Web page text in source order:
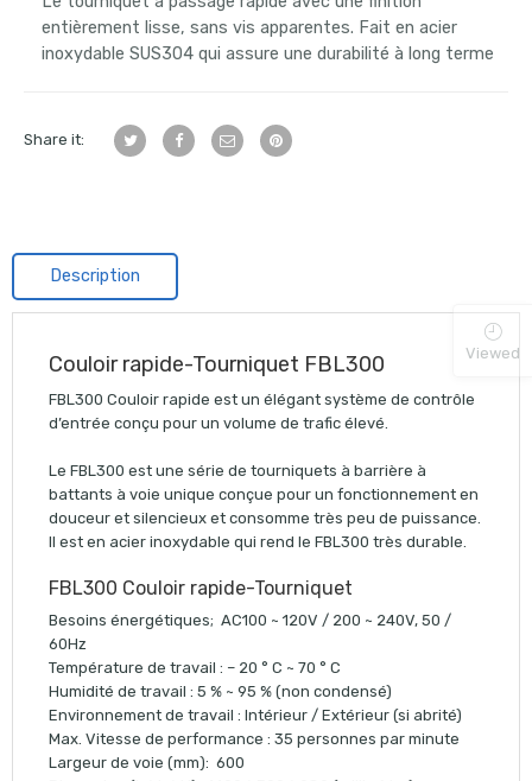
entièrement lisse, sans vis apparentes. Fait en acier
inoxydable SUS304 qui assure une durabilité à long terme
Share it:
Description
Couloir rapide-Tourniquet FBL300
FBL300 Couloir rapide est un élégant système de contrôle
d’entrée conçu pour un volume de trafic élevé.
Le FBL300 est une série de tourniquets à barrière à
battants à voie unique conçue pour un fonctionnement en
douceur et silencieux et consomme très peu de puissance.
Il est en acier inoxydable qui rend le FBL300 très durable.
FBL300 Couloir rapide-Tourniquet
Besoins énergétiques; AC100 ~ 120V / 200 ~ 240V, 50 /
60Hz
Température de travail : – 20 ° C ~ 70 ° C
Humidité de travail : 5 % ~ 95 % (non condensé)
Environnement de travail : Intérieur / Extérieur (si abrité)
Max. Vitesse de performance : 35 personnes par minute
Largeur de voie (mm): 600
Viewed